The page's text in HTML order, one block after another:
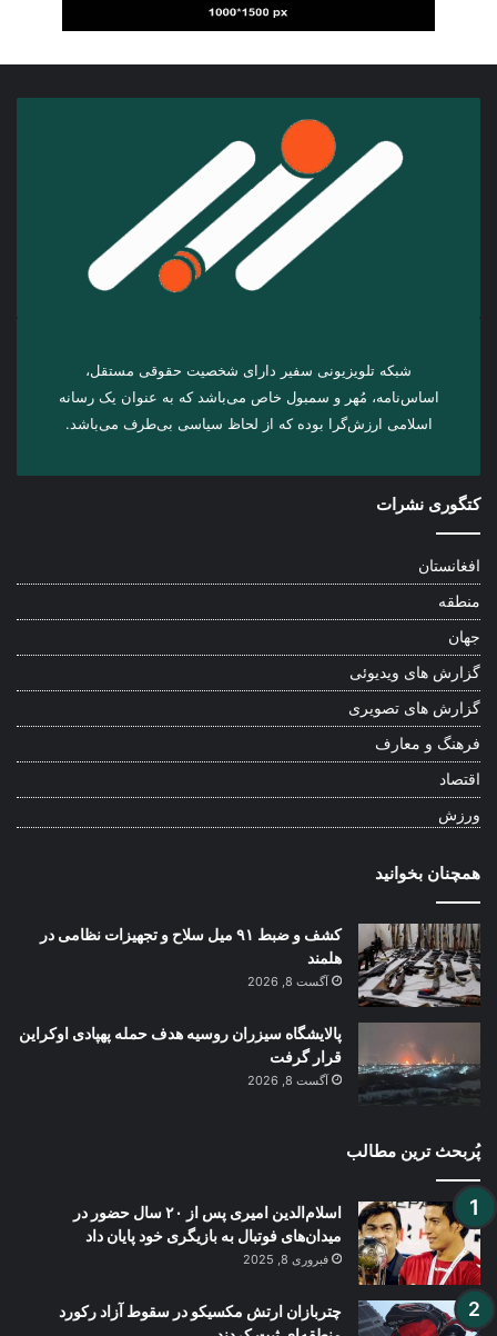
شبکه تلویزیونی سفیر دارای شخصیت حقوقی مستقل،
اساس‌نامه، مُهر و سمبول خاص می‌باشد که به عنوان یک رسانه
اسلامی ارزش‌گرا بوده که از لحاظ سیاسی بی‌طرف می‌باشد.
کتگوری نشرات
افغانستان
منطقه
جهان
گزارش های ویدیوئی
گزارش های تصویری
فرهنگ و معارف
اقتصاد
ورزش
همچنان بخوانید
کشف و ضبط ۹۱ میل سلاح و تجهیزات نظامی در
هلمند
آگست 8, 2026
پالایشگاه سیزران روسیه هدف حمله پهپادی اوکراین
قرار گرفت
آگست 8, 2026
پُربحث ترین مطالب
اسلام‌الدین امیری پس از ۲۰ سال حضور در
میدان‌های فوتبال به بازیگری خود پایان داد
فبروری 8, 2025
چتربازان ارتش مکسیکو در سقوط آزاد رکورد